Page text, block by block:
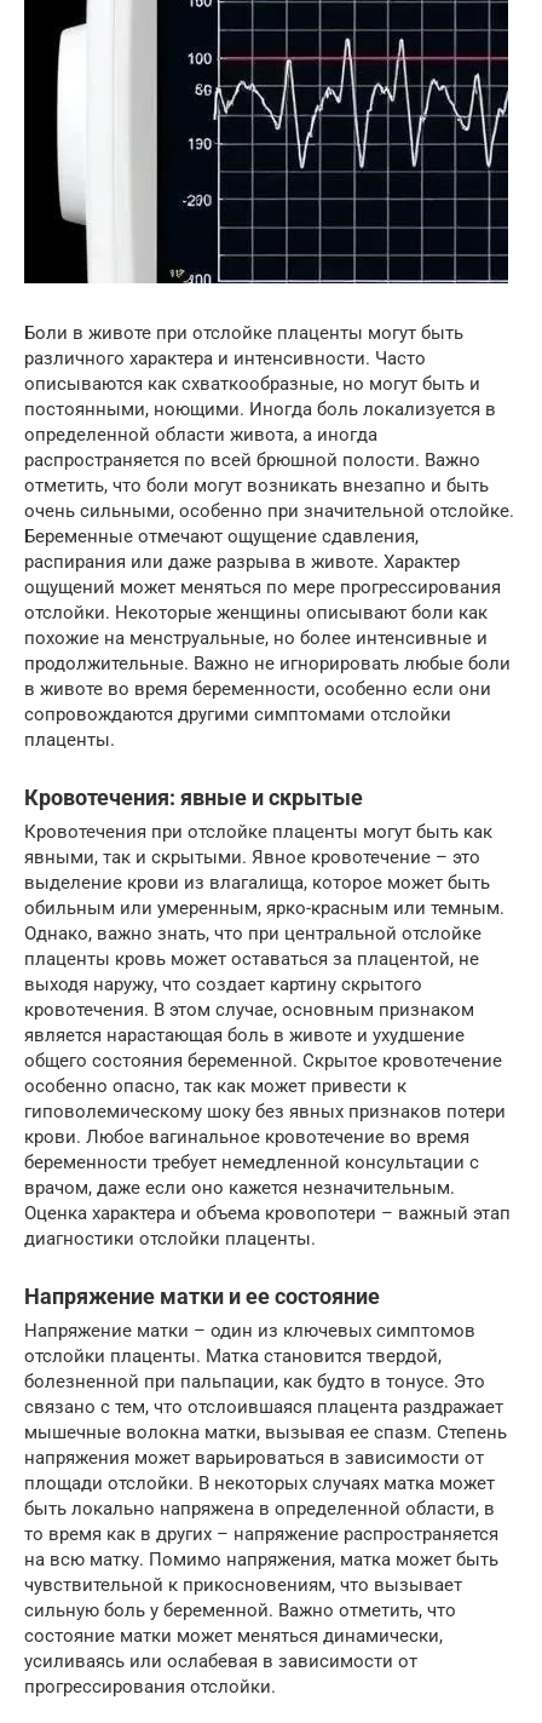
Боли в животе при отслойке плаценты могут быть
различного характера и интенсивности. Часто
описываются как схваткообразные, но могут быть и
постоянными, ноющими. Иногда боль локализуется в
определенной области живота, а иногда
распространяется по всей брюшной полости. Важно
отметить, что боли могут возникать внезапно и быть
очень сильными, особенно при значительной отслойке.
Беременные отмечают ощущение сдавления,
распирания или даже разрыва в животе. Характер
ощущений может меняться по мере прогрессирования
отслойки. Некоторые женщины описывают боли как
похожие на менструальные, но более интенсивные и
продолжительные. Важно не игнорировать любые боли
в животе во время беременности, особенно если они
сопровождаются другими симптомами отслойки
плаценты.
Кровотечения: явные и скрытые
Кровотечения при отслойке плаценты могут быть как
явными, так и скрытыми. Явное кровотечение – это
выделение крови из влагалища, которое может быть
обильным или умеренным, ярко-красным или темным.
Однако, важно знать, что при центральной отслойке
плаценты кровь может оставаться за плацентой, не
выходя наружу, что создает картину скрытого
кровотечения. В этом случае, основным признаком
является нарастающая боль в животе и ухудшение
общего состояния беременной. Скрытое кровотечение
особенно опасно, так как может привести к
гиповолемическому шоку без явных признаков потери
крови. Любое вагинальное кровотечение во время
беременности требует немедленной консультации с
врачом, даже если оно кажется незначительным.
Оценка характера и объема кровопотери – важный этап
диагностики отслойки плаценты.
Напряжение матки и ее состояние
Напряжение матки – один из ключевых симптомов
отслойки плаценты. Матка становится твердой,
болезненной при пальпации, как будто в тонусе. Это
связано с тем, что отслоившаяся плацента раздражает
мышечные волокна матки, вызывая ее спазм. Степень
напряжения может варьироваться в зависимости от
площади отслойки. В некоторых случаях матка может
быть локально напряжена в определенной области, в
то время как в других – напряжение распространяется
на всю матку. Помимо напряжения, матка может быть
чувствительной к прикосновениям, что вызывает
сильную боль у беременной. Важно отметить, что
состояние матки может меняться динамически,
усиливаясь или ослабевая в зависимости от
прогрессирования отслойки.